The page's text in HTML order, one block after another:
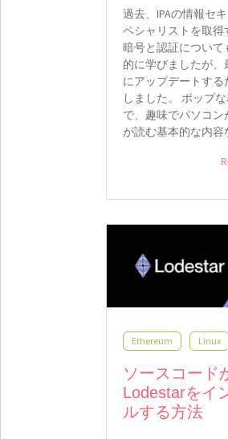
過去、IPAの情報セ
ペシャリストを取得
暗号と認証について
的に学びましたが、
にアップデートする
しました。 ポップ
で、趣味でパソコン
が読む基本的な内
Ethereum Linux
ソースコード
Lodestarをイ
ルする方法